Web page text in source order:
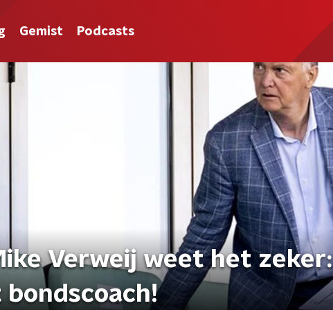
Gemist Podcasts
Verweij weet het zeker:
bondscoach!